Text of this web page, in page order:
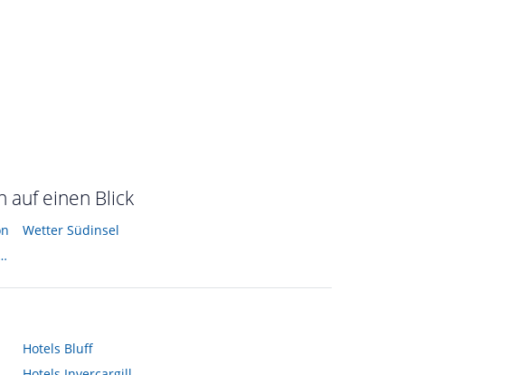
auf einen Blick
Accommodation
Wetter Südinsel
Hotels Bluff